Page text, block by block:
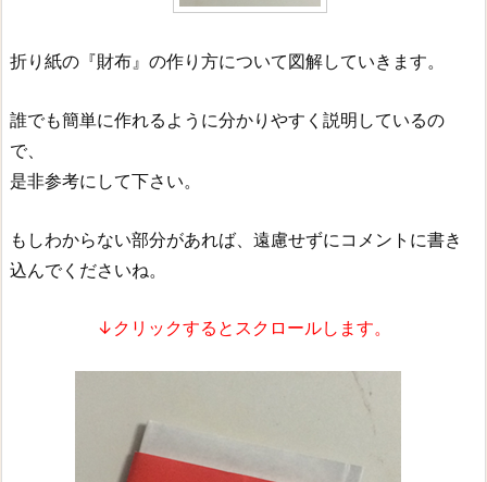
折り紙の『財布』の作り方について図解していきます。
誰でも簡単に作れるように分かりやすく説明しているの
で、
是非参考にして下さい。
もしわからない部分があれば、遠慮せずにコメントに書き
込んでくださいね。
↓クリックするとスクロールします。